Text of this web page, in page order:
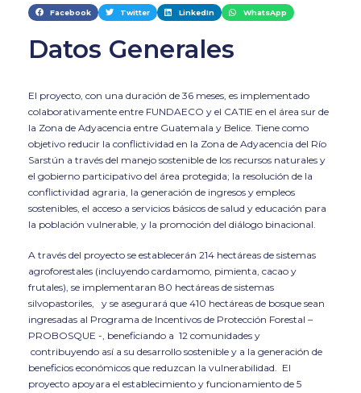
Facebook Twitter LinkedIn WhatsApp
Datos Generales
El proyecto, con una duración de 36 meses, es implementado
colaborativamente entre FUNDAECO y el CATIE en el área sur de
la Zona de Adyacencia entre Guatemala y Belice. Tiene como
objetivo reducir la conflictividad en la Zona de Adyacencia del Río
Sarstún a través del manejo sostenible de los recursos naturales y
el gobierno participativo del área protegida; la resolución de la
conflictividad agraria, la generación de ingresos y empleos
sostenibles, el acceso a servicios básicos de salud y educación para
la población vulnerable, y la promoción del diálogo binacional.
A través del proyecto se establecerán 214 hectáreas de sistemas
agroforestales (incluyendo cardamomo, pimienta, cacao y
frutales), se implementaran 80 hectáreas de sistemas
silvopastoriles, y se asegurará que 410 hectáreas de bosque sean
ingresadas al Programa de Incentivos de Protección Forestal –
PROBOSQUE -, beneficiando a 12 comunidades y
contribuyendo así a su desarrollo sostenible y a la generación de
beneficios económicos que reduzcan la vulnerabilidad. El
proyecto apoyara el establecimiento y funcionamiento de 5